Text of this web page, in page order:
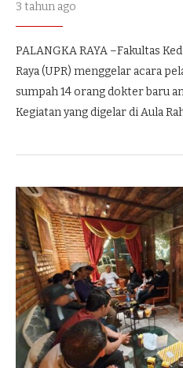
3 tahun ago
PALANGKA RAYA –Fakultas
Raya (UPR) menggelar acara
sumpah 14 orang dokter baru
Kegiatan yang digelar di Aula